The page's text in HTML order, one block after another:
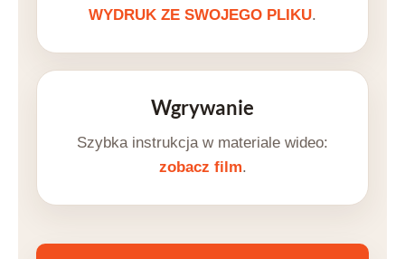
WYDRUK ZE SWOJEGO PLIKU.
Wgrywanie
Szybka instrukcja w materiale wideo:
zobacz film.